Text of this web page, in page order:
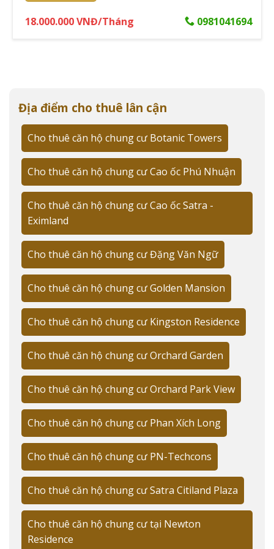
gió tự nhiên. Mật độ xây dựng chỉ 42%, tạo không gian
thoáng đãng cho cư dân.
phong cách châu Âu và hệ thống tiện
ích đẳng cấp, đáp ứng nhu cầu sống
chất lượng của cư dân.
Các loại căn hộ từ studio đến 3 phòng ngủ
Dự án cung cấp đa dạng loại hình căn hộ:
Studio: 35-45m²
1 phòng ngủ: 45-55m²
2 phòng ngủ: 70-85m²
3 phòng ngủ: 95-115m²
"Với kinh nghiệm tư vấn cho hơn 200 khách hàng tại
Garden Gate, tôi nhận thấy căn hộ 2 phòng ngủ 75m²
được ưa chuộng nhất do thiết kế linh hoạt và giá thuê
hợp lý", chia sẻ từ kinh nghiệm của tôi - Trương Tài
Năng.
VỊ TRÍ CHIẾN LƯỢC VÀ KẾT NỐI GIAO
THÔNG
Cho thuê căn hộ Garden Gate sở hữu vị trí đắc địa tại số
8 Hoàng Minh Giám, Phường 9, Quận Phú Nhuận, liền
kề công viên Gia Định và chỉ cách sân bay Tân Sơn Nhất
2km.
Nếu bạn đang tìm kiếm các dự án chất
lượng tại
18.000.000 VNĐ/Tháng 0981041694
Địa điểm cho thuê lân cận
Cho thuê căn hộ chung cư Botanic Towers
Cho thuê căn hộ chung cư Cao ốc Phú Nhuận
Cho thuê căn hộ chung cư Cao ốc Satra -
Eximland
Cho thuê căn hộ chung cư Đặng Văn Ngữ
Cho thuê căn hộ chung cư Golden Mansion
Cho thuê căn hộ chung cư Kingston Residence
Cho thuê căn hộ chung cư Orchard Garden
Cho thuê căn hộ chung cư Orchard Park View
Cho thuê căn hộ chung cư Phan Xích Long
Cho thuê căn hộ chung cư PN-Techcons
Cho thuê căn hộ chung cư Satra Citiland Plaza
Cho thuê căn hộ chung cư tại Newton
Residence